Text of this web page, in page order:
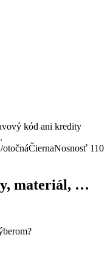
kód ani kredity
ČiernaNosnosť 110
materiál, …